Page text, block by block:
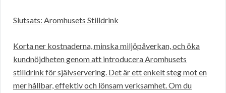
Slutsats: Aromhusets Stilldrink
Korta ner kostnaderna, minska miljöpåverkan, och öka
kundnöjdheten genom att introducera Aromhusets
stilldrink för självservering. Det är ett enkelt steg mot en
mer hållbar, effektiv och lönsam verksamhet. Om du